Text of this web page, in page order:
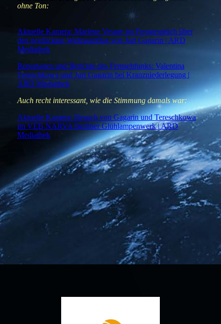
ohne Ton:
Aktuelle Kamera: Marlene Vesper im Ferngespräch über
den geglückten Weltraumflug von Juri Gagarin | ARD
Mediathek
Reportagen und Berichte des Fernsehfunks: Valentina
Tereschkowa und Juri Gagarin bei Kranzniederlegung |
ARD Mediathek
Auch recht interessant, wie die Stimmung damals war:
Aktuelle Kamera: Besuch von Gagarin und Tereschkowa
im VEB NARVA Berliner Glühlampenwerk | ARD
Mediathek